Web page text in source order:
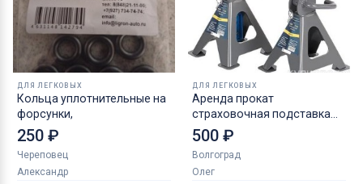
ДЛЯ ЛЕГКОВЫХ
Кольца уплотнительные на
форсунки,
250 ₽
Череповец
Александр
ДЛЯ ЛЕГКОВЫХ
Аренда прокат
страховочная подставка
NORDBERG 2 т
500 ₽
Волгоград
Олег